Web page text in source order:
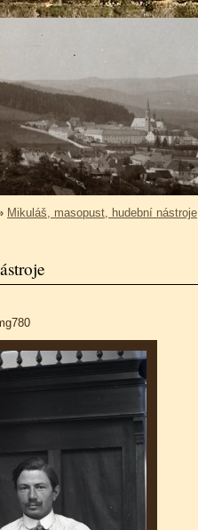
Mikuláš, masopust, hudební nástroje